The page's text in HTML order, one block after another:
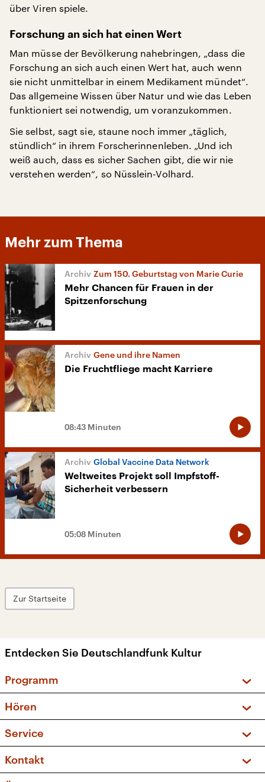
über Viren spiele.
Forschung an sich hat einen Wert
Man müsse der Bevölkerung nahebringen, „dass die
Forschung an sich auch einen Wert hat, auch wenn
sie nicht unmittelbar in einem Medikament mündet“.
Das allgemeine Wissen über Natur und wie das Leben
funktioniert sei notwendig, um voranzukommen.
Sie selbst, sagt sie, staune noch immer „täglich,
stündlich“ in ihrem Forscherinnenleben. „Und ich
weiß auch, dass es sicher Sachen gibt, die wir nie
verstehen werden“, so Nüsslein-Volhard.
Mehr zum Thema
Zum 150. Geburtstag von Marie Curie
Mehr Chancen für Frauen in der
Spitzenforschung
Gene und ihre Namen
Die Fruchtfliege macht Karriere
08:43 Minuten
Global Vaccine Data Network
Weltweites Projekt soll Impfstoff-
Sicherheit verbessern
05:08 Minuten
Zur Startseite
Entdecken Sie Deutschlandfunk Kultur
Programm
Sendungen und Podcasts
Musikliste
Kakadu – Das Kinderprogramm
Hören
Frequenzen (UKW + DAB+)
Service
FAQ
Apps
Kontakt